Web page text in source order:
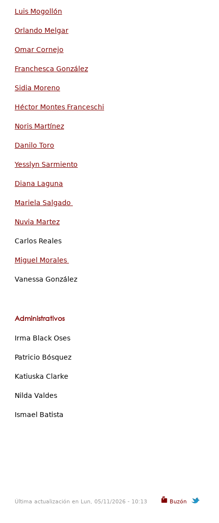
Luis Mogollón
Orlando Melgar
Omar Cornejo
Franchesca González
Sidia Moreno
Héctor Montes Franceschi
Noris Martínez
Danilo Toro
Yesslyn Sarmiento
Diana Laguna
Mariela Salgado
Nuvia Martez
Carlos Reales
Miguel Morales
Vanessa González
Administrativos
Irma Black Oses
Patricio Bósquez
Katiuska Clarke
Nilda Valdes
Ismael Batista
Buzón
Última actualización en Lun, 05/11/2026 - 10:13